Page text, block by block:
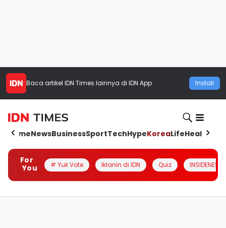
Baca artikel IDN Times lainnya di IDN App Install
HomeNewsBusinessSportTechHypeKoreaLifeHealth
For
You
# Yuk Vote Iklanin di IDN Quiz INSIDENESIA